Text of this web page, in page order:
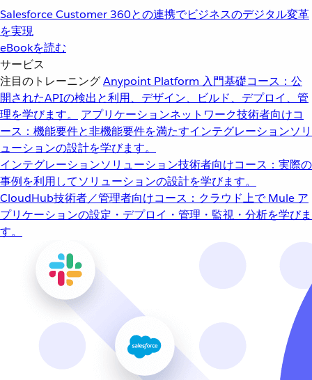
Salesforce Customer 360との連携でビジネスのデジタル変革
を実現
eBookを読む
サービス
注目のトレーニングAnypoint Platform 入門基礎コース：公
開されたAPIの検出と利用、デザイン、ビルド、デプロイ、管
理を学びます。
アプリケーションネットワーク技術者向けコ
ース：機能要件と非機能要件を満たすインテグレーションソリ
ューションの設計を学びます。
インテグレーションソリューション技術者向けコース：実際の
事例を利用してソリューションの設計を学びます。
CloudHub技術者／管理者向けコース：クラウド上で Mule ア
プリケーションの設定・デプロイ・管理・監視・分析を学びま
す。